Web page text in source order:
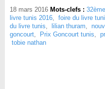
18 mars 2016 Mots-clefs :
livre tunis 2016, foire du livre
du livre tunis, lilian thuram,
goncourt, Prix Goncourt tunis,
tobie nathan